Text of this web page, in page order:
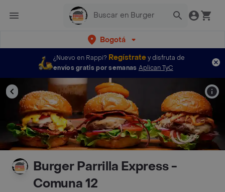
Bogotá
¿Nuevo en Rappi? Regístratey disfruta de
envíos gratis por semanas Aplican TyC
Burger Parrilla Express -
Comuna 12